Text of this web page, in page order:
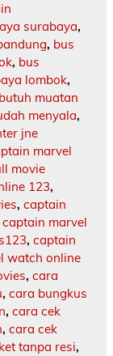
surabaya,
, bus
, bus
lombok,
butuh muatan
menyala,
jne
marvel
movie
123,
, captain
captain marvel
, captain
watch online
, cara
, cara bungkus
, cara cek
, cara cek
tanpa resi,